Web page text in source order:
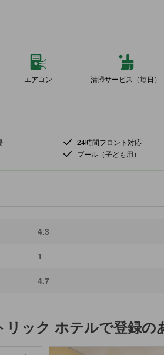
エアコン 清掃サービス（毎日）
24時間フロント対応
プール（子ども用）
4.3
1
4.7
リック ホテルで登録の